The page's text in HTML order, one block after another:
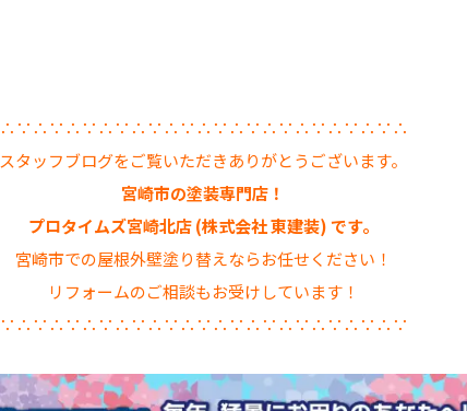
∴∵∴∵∴∵∴∵∴∵∴∵∴∵∴∵∴∵∴∵∴∵∴∵∴
スタッフブログをご覧いただきありがとうございます。
宮崎市の塗装専門店！
プロタイムズ宮崎北店 (株式会社 東建装) です。
宮崎市での屋根外壁塗り替えならお任せください！
リフォームのご相談もお受けしています！
∵∴∵∴∵∴∵∴∵∴∵∴∵∴∵∴∵∴∵∴∵∴∵∴∵